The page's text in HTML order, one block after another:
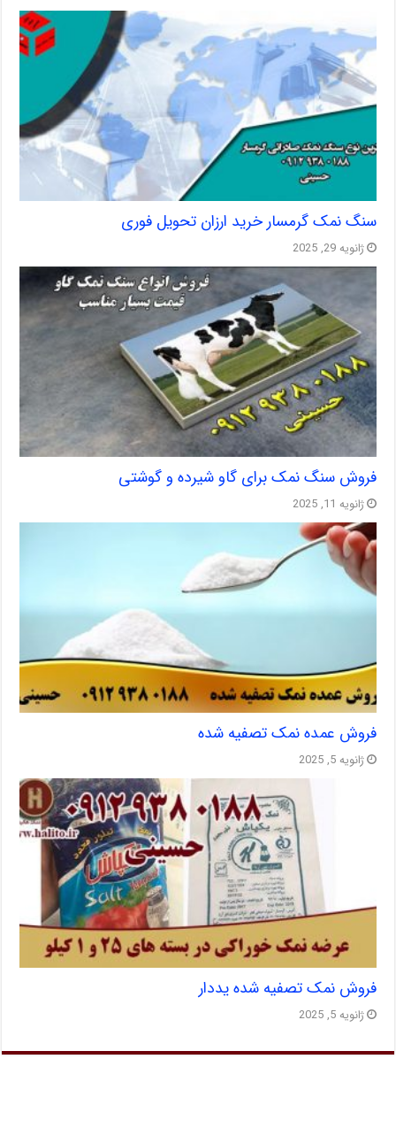
سنگ نمک گرمسار خرید ارزان تحویل فوری
ژانویه 29, 2025
فروش سنگ نمک برای گاو شیرده و گوشتی
ژانویه 11, 2025
فروش عمده نمک تصفیه شده
ژانویه 5, 2025
فروش نمک تصفیه شده یددار
ژانویه 5, 2025